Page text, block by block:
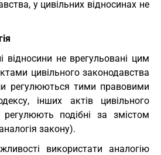
у цивільних відносинах не
відносини не врегульовані цим
цивільного законодавства
регулюються тими правовими
інших актів цивільного
подібні за змістом
закону).
використати аналогію